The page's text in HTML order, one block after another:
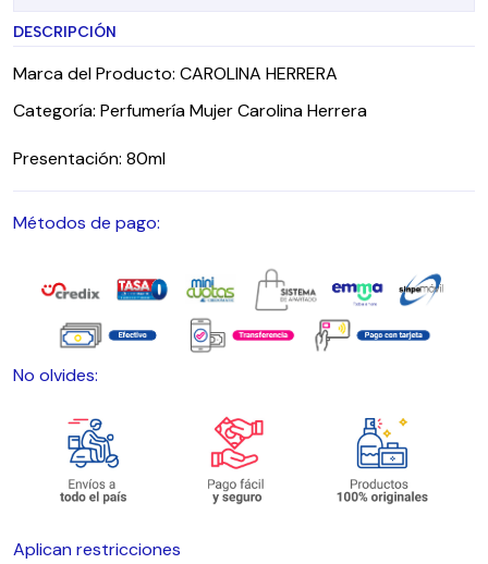
DESCRIPCIÓN
Marca del Producto: CAROLINA HERRERA
Categoría: Perfumería Mujer Carolina Herrera
Presentación: 80ml
Métodos de pago:
No olvides:
Aplican restricciones